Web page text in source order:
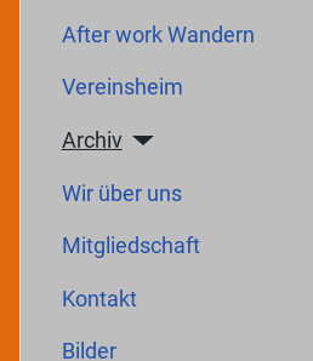
After work Wandern
Vereinsheim
Archiv
Wir über uns
Mitgliedschaft
Kontakt
Bilder